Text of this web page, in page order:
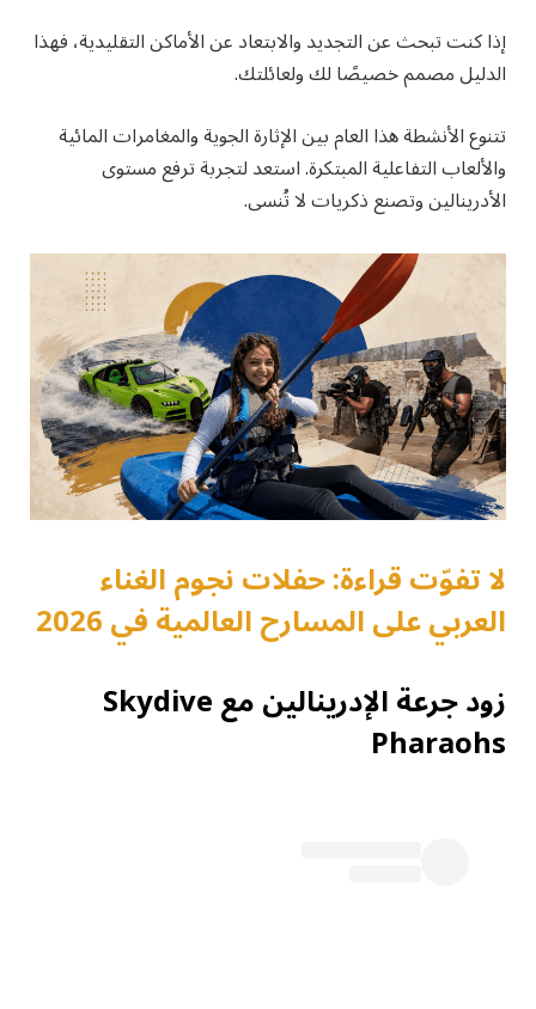
إذا كنت تبحث عن التجديد والابتعاد عن الأماكن التقليدية، فهذا
الدليل مصمم خصيصًا لك ولعائلتك.
تتنوع الأنشطة هذا العام بين الإثارة الجوية والمغامرات المائية
والألعاب التفاعلية المبتكرة. استعد لتجربة ترفع مستوى
الأدرينالين وتصنع ذكريات لا تُنسى.
لا تفوّت قراءة: حفلات نجوم الغناء
العربي على المسارح العالمية في 2026
زود جرعة الإدرينالين مع Skydive
Pharaohs